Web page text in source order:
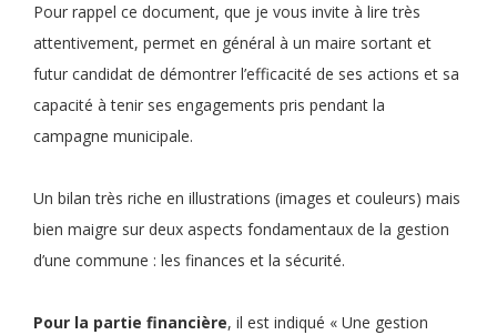
Pour rappel ce document, que je vous invite à lire très
attentivement, permet en général à un maire sortant et
futur candidat de démontrer l’efficacité de ses actions et sa
capacité à tenir ses engagements pris pendant la
campagne municipale.
Un bilan très riche en illustrations (images et couleurs) mais
bien maigre sur deux aspects fondamentaux de la gestion
d’une commune : les finances et la sécurité.
Pour la partie financière, il est indiqué « Une gestion